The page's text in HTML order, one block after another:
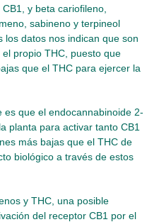
y beta cariofileno,
sabineno y terpineol
los datos nos indican que son
propio THC, puesto que
que el THC para ejercer la
que el endocannabinoide 2-
planta para activar tanto CB1
más bajas que el THC de
biológico a través de estos
y THC, una posible
del receptor CB1 por el